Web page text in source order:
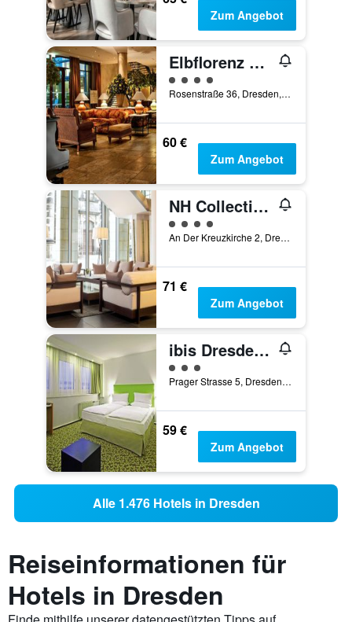
Zum Angebot
Elbflorenz Dresden
Bewertungskategorie 4
Rosenstraße 36, Dresden, Sachsen, Deutschland
60 €
Zum Angebot
NH Collection Dresden Altmarkt
Bewertungskategorie 4
An Der Kreuzkirche 2, Dresden, Sachsen, Deutschland
71 €
Zum Angebot
ibis Dresden Zentrum
Bewertungskategorie 3
Prager Strasse 5, Dresden, Sachsen, Deutschland
59 €
Zum Angebot
Alle 1.476 Hotels in Dresden
Reiseinformationen für
Hotels in Dresden